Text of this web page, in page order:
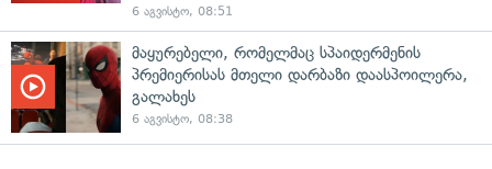
6 აგვისტო, 08:51
მაყურებელი, რომელმაც სპაიდერმენის
პრემიერისას მთელი დარბაზი დაასპოილერა,
გალახეს
6 აგვისტო, 08:38